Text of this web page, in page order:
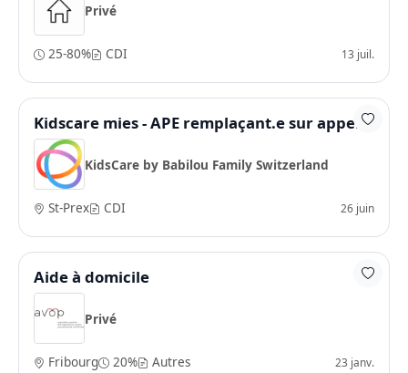
Privé
25-80% CDI 13 juil.
Kidscare mies - APE remplaçant.e sur appel
KidsCare by Babilou Family Switzerland
St-Prex CDI 26 juin
Aide à domicile
Privé
Fribourg 20% Autres 23 janv.